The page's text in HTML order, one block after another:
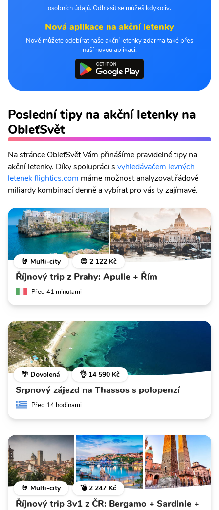
osobních údajů. Odhlásit se můžeš kdykoliv.
Nová aplikace na akční letenky
Nově můžete odebírat naše akční letenky zdarma také přes
naší novou aplikaci.
Poslední tipy na akční letenky na
ObleťSvět
Na stránce ObleťSvět Vám přinášíme pravidelné tipy na
akční letenky. Díky spolupráci s vyhledávačem levných
letenek flightics.com máme možnost analyzovat řádově
miliardy kombinací denně a vybírat pro vás ty zajímavé.
🤘 Multi-city 😍 2 122 Kč
Říjnový trip z Prahy: Apulie + Řím
Před 41 minutami
🌴 Dovolená 👌 14 590 Kč
Srpnový zájezd na Thassos s polopenzí
Před 14 hodinami
🤘 Multi-city 💣 2 247 Kč
Říjnový trip 3v1 z ČR: Bergamo + Sardinie +